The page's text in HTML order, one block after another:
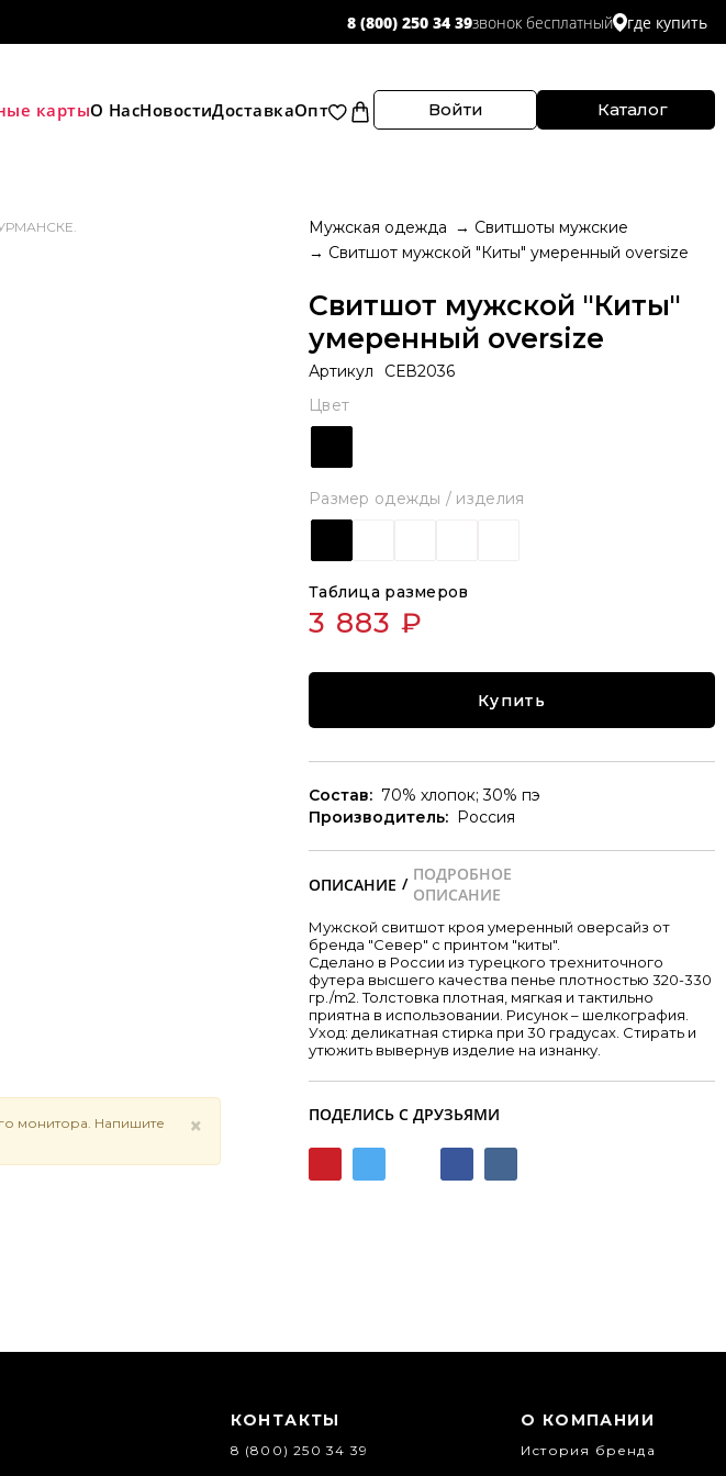
8 (800) 250 34 39звонок бесплатный где купить
картыО НасНовостиДоставкаОпт Войти Каталог
×
монитора. Напишите
Мужская одежда
Свитшоты мужские
Свитшот мужской "Киты" умеренный oversize
Свитшот мужской "Киты"
умеренный oversize
Артикул
СЕВ2036
Цвет
Размер одежды / изделия
Таблица размеров
3 883 ₽
Купить
Состав: 70% хлопок; 30% пэ
Производитель: Россия
/
Мужской свитшот кроя умеренный оверсайз от
бренда "Север" с принтом "киты".
Сделано в России из турецкого трехниточного
футера высшего качества пенье плотностью 320-330
гр./m2. Толстовка плотная, мягкая и тактильно
приятна в использовании. Рисунок – шелкография.
Уход: деликатная стирка при 30 градусах. Стирать и
утюжить вывернув изделие на изнанку.
ПОДЕЛИСЬ С ДРУЗЬЯМИ
КОНТАКТЫ
8 (800) 250 34 39
О КОМПАНИИ
История бренда